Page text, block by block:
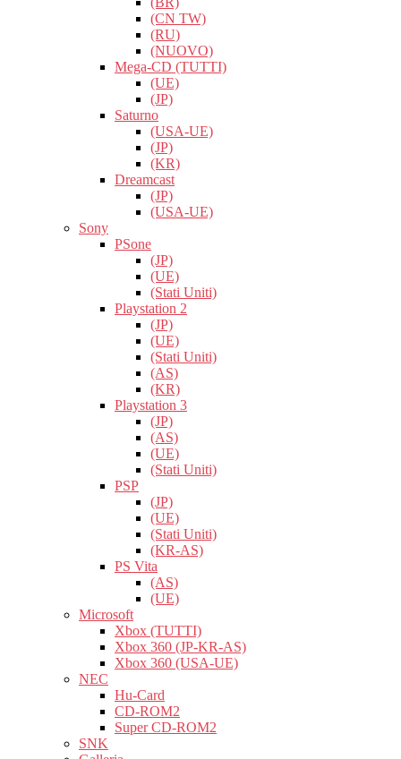
(CN TW)
(RU)
(NUOVO)
Mega-CD (TUTTI)
(UE)
(JP)
Saturno
(USA-UE)
(JP)
(KR)
Dreamcast
(JP)
(USA-UE)
Sony
PSone
(JP)
(UE)
(Stati Uniti)
Playstation 2
(JP)
(UE)
(Stati Uniti)
(AS)
(KR)
Playstation 3
(JP)
(AS)
(UE)
(Stati Uniti)
PSP
(JP)
(UE)
(Stati Uniti)
(KR-AS)
PS Vita
(AS)
(UE)
Microsoft
Xbox (TUTTI)
Xbox 360 (JP-KR-AS)
Xbox 360 (USA-UE)
NEC
Hu-Card
CD-ROM2
Super CD-ROM2
SNK